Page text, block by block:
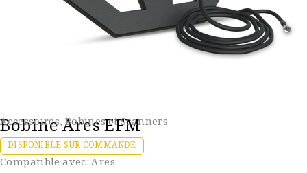
Accessoires,Bobines et Scanners
Bobine Ares EFM
DISPONIBLE SUR COMMANDE
Compatible avec: Ares